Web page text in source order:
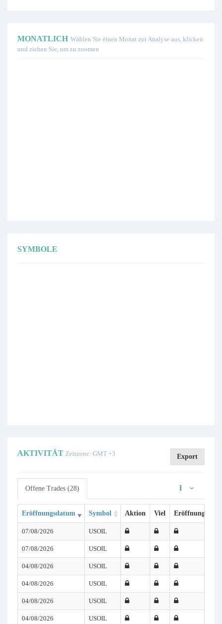
MONATLICH Wählen Sie einen Monat zur Analyse aus, klicken
und ziehen Sie, um zu zoomen
SYMBOLE
AKTIVITÄT Zeitzone: GMT +3 Export
Offene Trades (28)
Eröffnungsdatum Symbol Aktion Viel Eröffnungspreis
07/08/2026 USOIL
07/08/2026 USOIL
04/08/2026 USOIL
04/08/2026 USOIL
04/08/2026 USOIL
04/08/2026 USOIL